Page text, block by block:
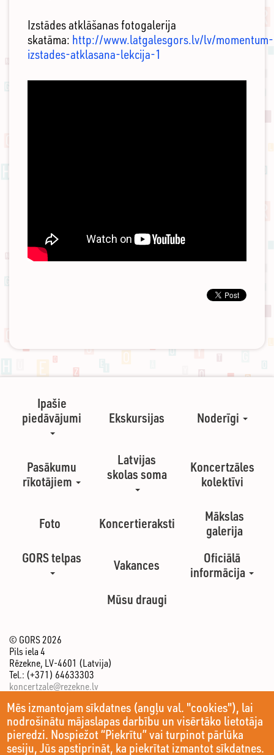
Mēs izmantojam sīkdatnes (angļu val. "cookies"), lai
nodrošinātu mājaslapas darbību un visērtāko lietotāja
pieredzi. Nospiežot “Piekrītu” vai turpinot pārlūka
sesiju, Jūs apstiprināt, ka piekrītat izmantot sīkdatnes.
Izstādes atklāšanas fotogalerija
skatāma: http://www.latgalesgors.lv/lv/momentum-
izstades-atklasana-lekcija-1
Ipašie
piedāvājumi
Ekskursijas Noderīgi
Pasākumu
rīkotājiem
Latvijas
skolas soma
Koncertzāles
kolektīvi
Foto Koncertieraksti
Mākslas
galerija
GORS telpas
Vakances
Oficiālā
informācija
Mūsu draugi
© GORS 2026
Pils iela 4
Rēzekne, LV-4601 (Latvija)
Tel.: (+371) 64633303
koncertzale@rezekne.lv